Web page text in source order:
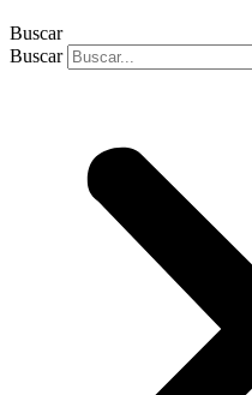
Buscar
Buscar